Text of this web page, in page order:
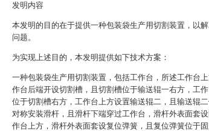
发明内容
本发明的目的在于提供一种包装袋生产用切割装置，以
问题。
为实现上述目的，本发明提供如下技术方案：
一种包装袋生产用切割装置，包括工作台，所述工作台
作台后端开设切割槽，且切割槽位于输送辊一右方，工
位于切割槽右方，工作台上方设置输送辊二，且输送辊
对称安装滑杆，且滑杆下端穿过工作台，滑杆外表面套
作台上方，滑杆外表面套设复位弹簧，且复位弹簧位于